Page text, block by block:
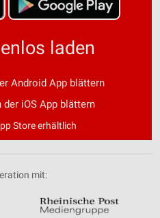
laden
Android App blättern
iOS App blättern
Store erhältlich
mit: